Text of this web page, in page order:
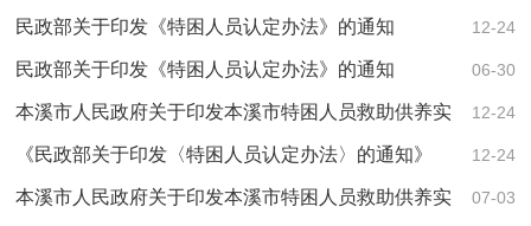
障、特困人员救助供养基本生活、孤儿基本生... 12-24
民政部关于印发《特困人员认定办法》的通知
06-30
民政部关于印发《特困人员认定办法》的通知
12-24
本溪市人民政府关于印发本溪市特困人员救助供养实
施办法的通知 12-24
《民政部关于印发〈特困人员认定办法〉的通知》
07-03
本溪市人民政府关于印发本溪市特困人员救助供养实